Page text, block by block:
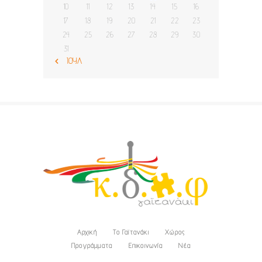
10
11 12 13 14 15
16
17
18 19 20 21 22
23
24
25 26 27 28 29
30
31
« ΙΟΎΛ
Αρχική Το Γαϊτανάκι
Χώρος
Προγράμματα
Επικοινωνία Νέα